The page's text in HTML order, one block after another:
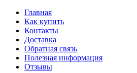
Главная
Как купить
Контакты
Доставка
Обратная связь
Полезная информация
Отзывы